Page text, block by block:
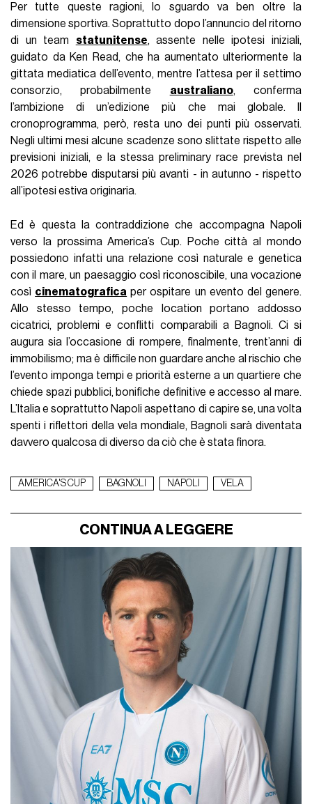
Per tutte queste ragioni, lo sguardo va ben oltre la
dimensione sportiva. Soprattutto dopo l’annuncio del ritorno
di un team statunitense, assente nelle ipotesi iniziali,
guidato da Ken Read, che ha aumentato ulteriormente la
gittata mediatica dell’evento, mentre l’attesa per il settimo
consorzio, probabilmente australiano, conferma
l’ambizione di un’edizione più che mai globale. Il
cronoprogramma, però, resta uno dei punti più osservati.
Negli ultimi mesi alcune scadenze sono slittate rispetto alle
previsioni iniziali, e la stessa preliminary race prevista nel
2026 potrebbe disputarsi più avanti - in autunno - rispetto
all’ipotesi estiva originaria.
Ed è questa la contraddizione che accompagna Napoli
verso la prossima America’s Cup. Poche città al mondo
possiedono infatti una relazione così naturale e genetica
con il mare, un paesaggio così riconoscibile, una vocazione
così cinematografica per ospitare un evento del genere.
Allo stesso tempo, poche location portano addosso
cicatrici, problemi e conflitti comparabili a Bagnoli. Ci si
augura sia l’occasione di rompere, finalmente, trent’anni di
immobilismo; ma è difficile non guardare anche al rischio che
l’evento imponga tempi e priorità esterne a un quartiere che
chiede spazi pubblici, bonifiche definitive e accesso al mare.
L’Italia e soprattutto Napoli aspettano di capire se, una volta
spenti i riflettori della vela mondiale, Bagnoli sarà diventata
davvero qualcosa di diverso da ciò che è stata finora.
AMERICA'S CUP BAGNOLI NAPOLI VELA
CONTINUA A LEGGERE